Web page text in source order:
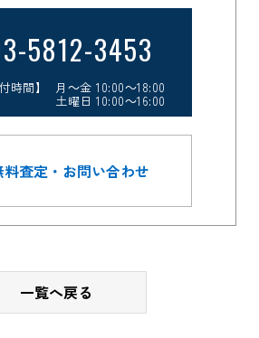
5812-3453
付時間】 月～金 10:00～18:00
土曜日 10:00～16:00
料査定・お問い合わせ
一覧へ戻る